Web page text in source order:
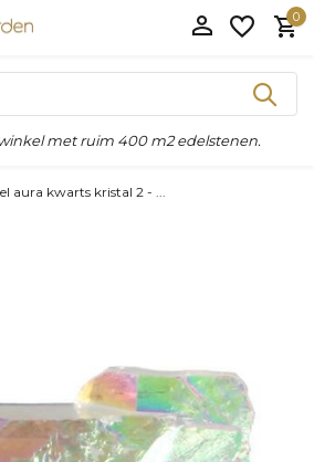
0
met ruim 400 m2 edelstenen.
aura kwarts kristal 2 - ...